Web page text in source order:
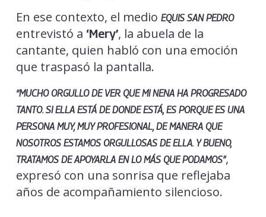
En ese contexto, el medio EQUIS SAN PEDRO
entrevistó a ‘Mery’, la abuela de la
cantante, quien habló con una emoción
que traspasó la pantalla.
“MUCHO ORGULLO DE VER QUE MI NENA HA PROGRESADO
TANTO. SI ELLA ESTÁ DE DONDE ESTÁ, ES PORQUE ES UNA
PERSONA MUY, MUY PROFESIONAL, DE MANERA QUE
NOSOTROS ESTAMOS ORGULLOSAS DE ELLA. Y BUENO,
TRATAMOS DE APOYARLA EN LO MÁS QUE PODAMOS”,
expresó con una sonrisa que reflejaba
años de acompañamiento silencioso.